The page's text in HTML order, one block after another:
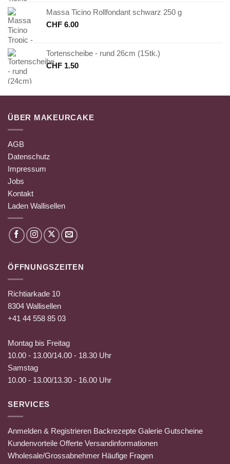
Massa Ticino Rollfondant schwarz 250 g
CHF 6.00
Tortenscheibe - rund 26cm (1Stk.)
CHF 1.50
ÜBER MAKEURCAKE
AGB
Datenschutz
Impressum
Jobs
Kontakt
Laden Wallisellen
ÖFFNUNGSZEITEN
Richtiarkade 10
8304 Wallisellen
+41 44 558 85 03
Montag bis Freitag
10.00 - 13.00/14.00 - 18.30 Uhr
Samstag
10.00 - 13.00/13.30 - 16.00 Uhr
SERVICES
Anmelden & Registrieren Backrezepte Galerie Gutscheine
Kundenvorteile Offerte Versandinformationen
Wholesale/Grossabnehmer Häufige Fragen